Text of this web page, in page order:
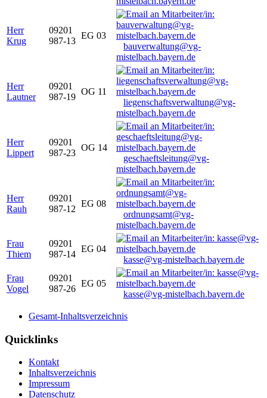
Herr
Krug
09201
987-13
EG 03
bauverwaltung@vg-
mistelbach.bayern.de
Herr
Lautner
09201
987-19
OG 11
liegenschaftsverwaltung@vg-
mistelbach.bayern.de
Herr
Lippert
09201
987-23
OG 14
geschaeftsleitung@vg-
mistelbach.bayern.de
Herr
Rauh
09201
987-12
EG 08
ordnungsamt@vg-
mistelbach.bayern.de
Frau
Thiem
09201
987-14
EG 04
kasse@vg-mistelbach.bayern.de
Frau
Vogel
09201
987-26
EG 05
kasse@vg-mistelbach.bayern.de
Gesamt-Inhaltsverzeichnis
Quicklinks
Kontakt
Inhaltsverzeichnis
Impressum
Datenschutz